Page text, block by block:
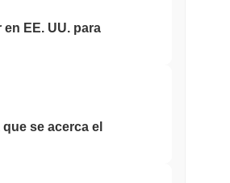
EE. UU. para
se acerca el